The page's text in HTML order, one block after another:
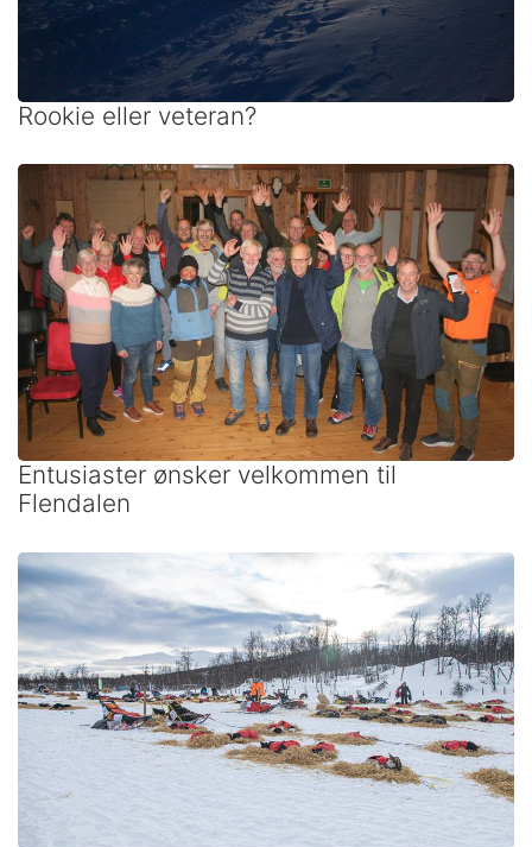
Rookie eller veteran?
Entusiaster ønsker velkommen til
Flendalen